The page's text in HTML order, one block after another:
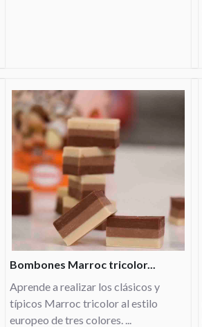
Bombones Marroc tricolor...
Aprende a realizar los clásicos y
típicos Marroc tricolor al estilo
europeo de tres colores. ...